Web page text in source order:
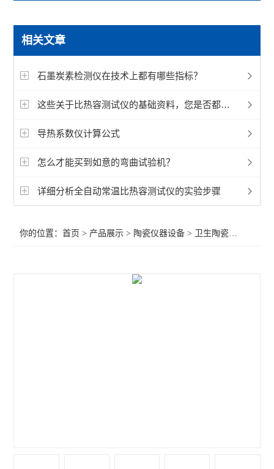
快速水分测定仪
磨耗仪
陶瓷砖釉面抗龟裂仪
陶瓷砖成品检测仪
陶瓷硅酸盐制品检测仪
相关文章
石墨炭素检测仪在技术上都有哪些指标？
这些关于比热容测试仪的基础资料，您是否都掌握好！
导热系数仪计算公式
怎么才能买到如意的弯曲试验机？
详细分析全自动常温比热容测试仪的实验步骤
你的位置：首页 > 产品展示 > 陶瓷仪器设备 > 卫生陶瓷检测仪器